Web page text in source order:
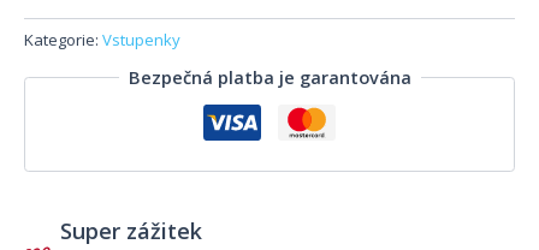
Kategorie: Vstupenky
Bezpečná platba je garantována
Super zážitek